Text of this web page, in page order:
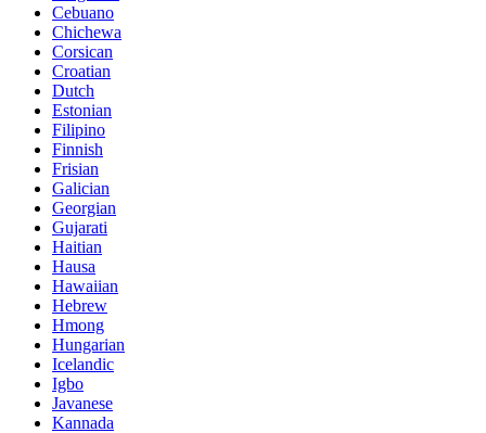
Cebuano
Chichewa
Corsican
Croatian
Dutch
Estonian
Filipino
Finnish
Frisian
Galician
Georgian
Gujarati
Haitian
Hausa
Hawaiian
Hebrew
Hmong
Hungarian
Icelandic
Igbo
Javanese
Kannada